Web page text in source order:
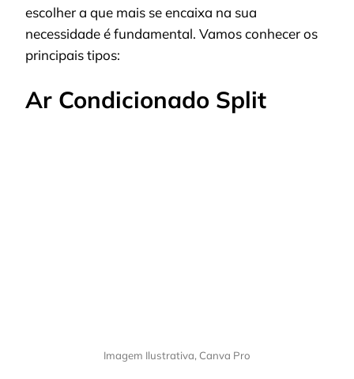
escolher a que mais se encaixa na sua
necessidade é fundamental. Vamos conhecer os
principais tipos:
Ar Condicionado Split
Imagem Ilustrativa, Canva Pro